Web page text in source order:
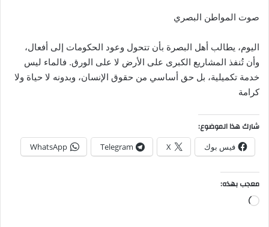
صوت المواطن البصري
اليوم، يطالب أهل البصرة بأن تتحول وعود الحكومات إلى أفعال،
وأن تُنفذ المشاريع الكبرى على الأرض لا على الورق. فالماء ليس
خدمة تكميلية، بل حق أساسي من حقوق الإنسان، وبدونه لا حياة ولا
كرامة
شارك هذا الموضوع:
فيس بوك X
Telegram
WhatsApp
معجب بهذه:
جاري